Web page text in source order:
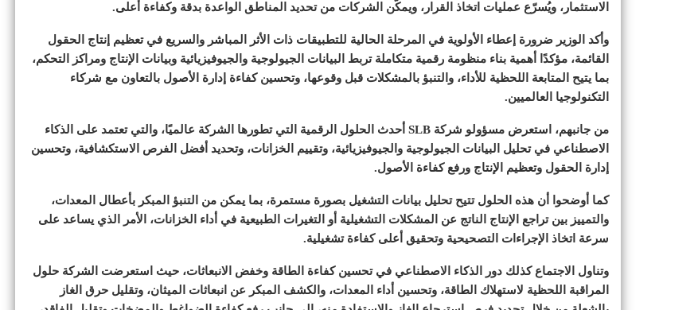
الاستثمار، ويُسرّع عمليات اتخاذ القرار، ويمكّن الشركات من تحديد المناطق الواعدة بدقة وكفاءة أعلى.
وأكد الوزير ضرورة إعطاء الأولوية في المرحلة الحالية للتطبيقات ذات الأثر المباشر والسريع في تعظيم إنتاج الحقول
القائمة، مؤكدًا أهمية بناء منظومة رقمية متكاملة تربط البيانات الجيولوجية والجيوفيزيائية وبيانات الإنتاج ومراكز التحكم،
بما يتيح المتابعة اللحظية للأداء، والتنبؤ بالمشكلات قبل وقوعها، وتحسين كفاءة إدارة الأصول بالتعاون مع شركاء
التكنولوجيا العالميين.
من جانبهم، استعرض مسؤولو شركة SLB أحدث الحلول الرقمية التي تطورها الشركة عالميًا، والتي تعتمد على الذكاء
الاصطناعي في تحليل البيانات الجيولوجية والجيوفيزيائية، وتقييم الخزانات، وتحديد أفضل الفرص الاستكشافية، وتحسين
إدارة الحقول وتعظيم الإنتاج ورفع كفاءة الأصول.
كما أوضحوا أن هذه الحلول تتيح تحليل بيانات التشغيل بصورة مستمرة، بما يمكن من التنبؤ المبكر بأعطال المعدات،
والتمييز بين تراجع الإنتاج الناتج عن المشكلات التشغيلية أو التغيرات الطبيعية في أداء الخزانات، الأمر الذي يساعد على
سرعة اتخاذ الإجراءات التصحيحية وتحقيق أعلى كفاءة تشغيلية.
وتناول الاجتماع كذلك دور الذكاء الاصطناعي في تحسين كفاءة الطاقة وخفض الانبعاثات، حيث استعرضت الشركة حلول
المراقبة اللحظية لاستهلاك الطاقة، وتحسين أداء المعدات، والكشف المبكر عن انبعاثات الميثان، وتقليل حرق الغاز